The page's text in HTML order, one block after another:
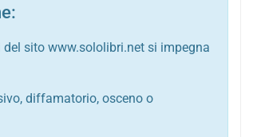
sito www.sololibri.net si impegna
diffamatorio, osceno o
quelle internazionali